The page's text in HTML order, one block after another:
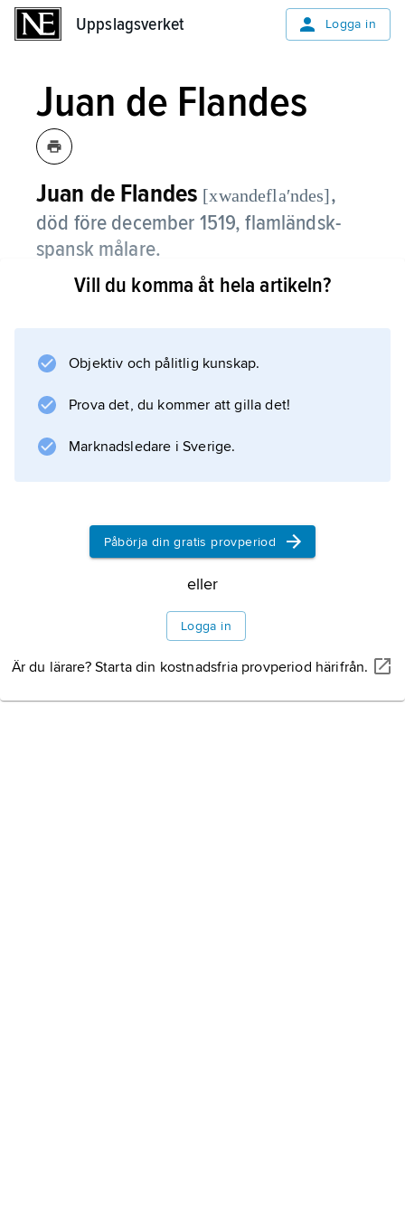
Uppslagsverket Logga in
Juan de Flandes
Juan de Flandes [xwandeflaʹndes],
död före december 1519, flamländsk-
spansk målare.
Juan de Flandes var anställd hos Isabella av
serie scener ur Kristi och Marias liv, som är
intryck från det spanska bergslandskapet.
Vill du komma åt hela artikeln?
Objektiv och pålitlig kunskap.
Prova det, du kommer att gilla det!
Marknadsledare i Sverige.
Påbörja din gratis provperiod
eller
Logga in
Är du lärare? Starta din kostnadsfria provperiod härifrån.